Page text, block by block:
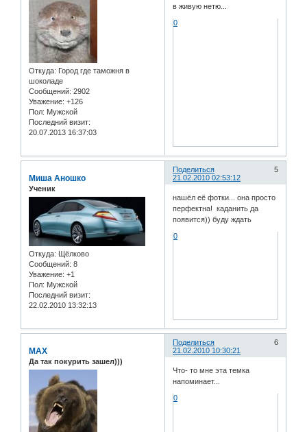
Откуда: Город где таможня в
шоколаде
Сообщений: 2902
Уважение: +126
Пол: Мужской
Последний визит:
20.07.2013 16:37:03
в живую нетю...
0
Поделиться
5
21.02.2010 02:53:12
Миша Аношко
Ученик
Откуда: Щёлково
Сообщений: 8
Уважение: +1
Пол: Мужской
Последний визит:
22.02.2010 13:32:13
нашёл её фотки... она просто
перфектна! каданить да
появится)) буду ждать
0
Поделиться
6
21.02.2010 10:30:21
MAX
Да так покурить зашел)))
Что- то мне эта темка
напоминает...
0